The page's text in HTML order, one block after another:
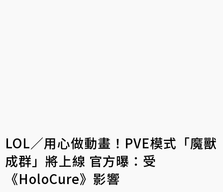
LOL／用心做動畫！PVE模式「魔獸
成群」將上線 官方曝：受
《HoloCure》影響